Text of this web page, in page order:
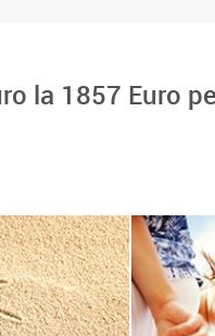
la 1857 Euro